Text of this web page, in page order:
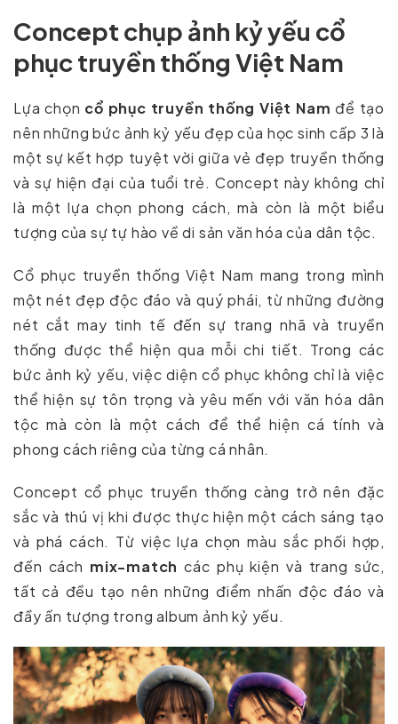
Concept chụp ảnh kỷ yếu cổ
phục truyền thống Việt Nam
Lựa chọn cổ phục truyền thống Việt Nam để tạo
nên những bức ảnh kỷ yếu đẹp của học sinh cấp 3 là
một sự kết hợp tuyệt vời giữa vẻ đẹp truyền thống
và sự hiện đại của tuổi trẻ. Concept này không chỉ
là một lựa chọn phong cách, mà còn là một biểu
tượng của sự tự hào về di sản văn hóa của dân tộc.
Cổ phục truyền thống Việt Nam mang trong mình
một nét đẹp độc đáo và quý phái, từ những đường
nét cắt may tinh tế đến sự trang nhã và truyền
thống được thể hiện qua mỗi chi tiết. Trong các
bức ảnh kỷ yếu, việc diện cổ phục không chỉ là việc
thể hiện sự tôn trọng và yêu mến với văn hóa dân
tộc mà còn là một cách để thể hiện cá tính và
phong cách riêng của từng cá nhân.
Concept cổ phục truyền thống càng trở nên đặc
sắc và thú vị khi được thực hiện một cách sáng tạo
và phá cách. Từ việc lựa chọn màu sắc phối hợp,
đến cách mix-match các phụ kiện và trang sức,
tất cả đều tạo nên những điểm nhấn độc đáo và
đầy ấn tượng trong album ảnh kỷ yếu.